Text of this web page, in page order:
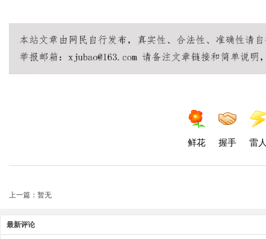
鲜花 握手 雷
上一篇：暂无
最新评论